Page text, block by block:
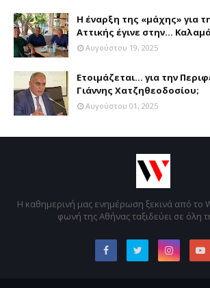
Η έναρξη της «μάχης» για
Αττικής έγινε στην...
Αυγούστου 19, 2025
Ετοιμάζεται... για την
Γιάννης Χατζηθεοδοσίου;
Αυγούστου 01, 2025
Η καθημερινή μας ενημέρωση ξεκινά από το
φωνή της Αθήνας ταξιδεύει σε όλη